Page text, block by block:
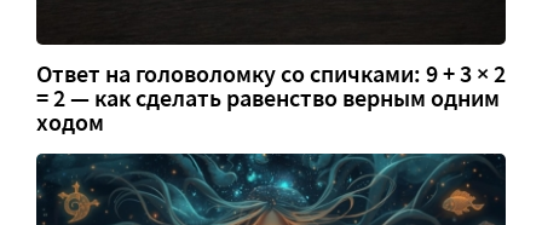
Ответ на головоломку со спичками: 9 + 3 × 2
= 2 — как сделать равенство верным одним
ходом